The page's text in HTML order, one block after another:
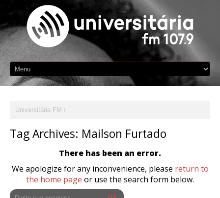
Universitária FM
Tag Archives: Mailson Furtado
There has been an error.
We apologize for any inconvenience, please return to
the home page or use the search form below.